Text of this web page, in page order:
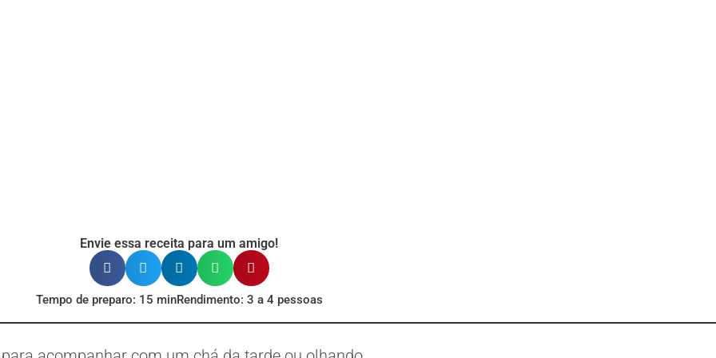
Envie essa receita para um amigo!
Tempo de preparo: 15 minRendimento: 3 a 4 pessoas